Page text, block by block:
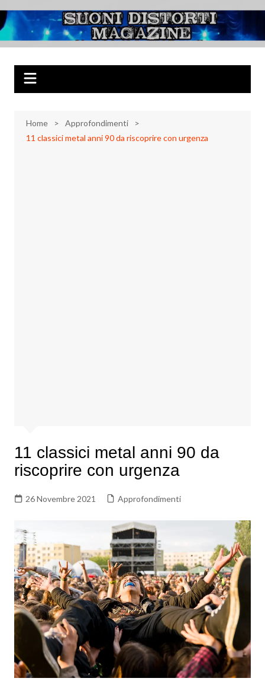
al
contenuto
Suoni Distorti
Magazine
Musica Rock, Metal, Punk e varie sonorità alternative
Home
Approfondimenti
11 classici metal anni 90 da riscoprire con urgenza
11 classici metal anni 90 da
riscoprire con urgenza
26 Novembre 2021 Approfondimenti